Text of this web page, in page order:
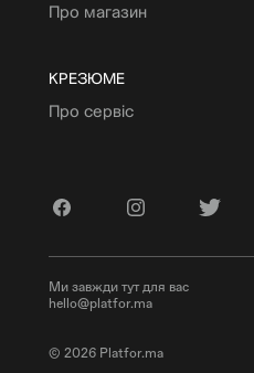
Про магазин
КРЕЗЮМЕ
Про сервіс
Ми завжди тут для вас
hello@platfor.ma
© 2026 Platfor.ma